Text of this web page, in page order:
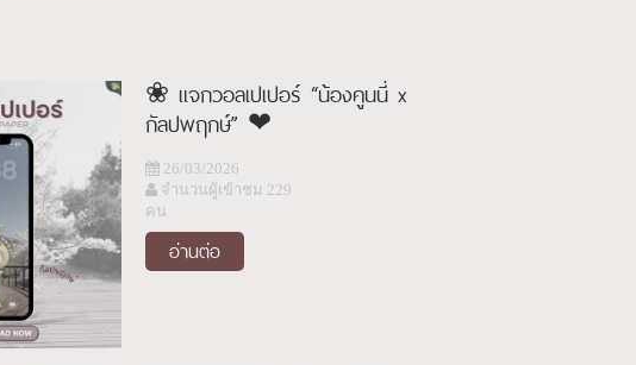
❀ แจกวอลเปเปอร์ “น้องคูนนี่ x
กัลปพฤกษ์” ❤
26/03/2026
จำนวนผู้เข้าชม 229
คน
อ่านต่อ